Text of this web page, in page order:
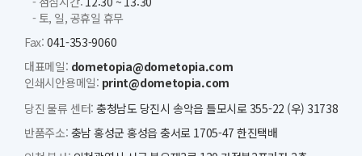
- 토, 일, 공휴일 휴무
Fax: 041-353-9060
대표메일: dometopia@dometopia.com
인쇄시안용메일: print@dometopia.com
당진 물류 센터: 충청남도 당진시 송악읍 틀모시로 355-22 (우) 31738
반품주소: 충남 홍성군 홍성읍 충서로 1705-47 한진택배